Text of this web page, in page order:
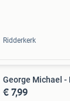
Ridderkerk
George Michael -
€ 7,99